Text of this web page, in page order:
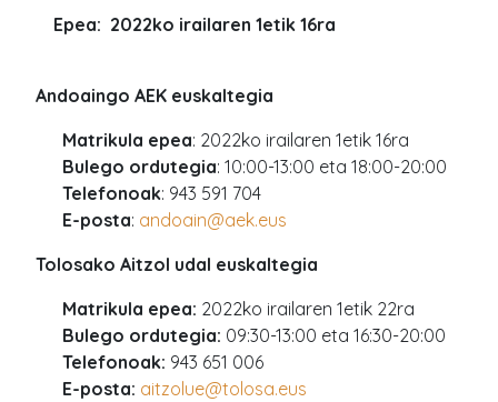
Epea: 2022ko irailaren 1etik 16ra
Andoaingo AEK euskaltegia
Matrikula epea: 2022ko irailaren 1etik 16ra
Bulego ordutegia: 10:00-13:00 eta 18:00-20:00
Telefonoak: 943 591 704
E-posta: andoain@aek.eus
Tolosako Aitzol udal euskaltegia
Matrikula epea: 2022ko irailaren 1etik 22ra
Bulego ordutegia: 09:30-13:00 eta 16:30-20:00
Telefonoak: 943 651 006
E-posta: aitzolue@tolosa.eus